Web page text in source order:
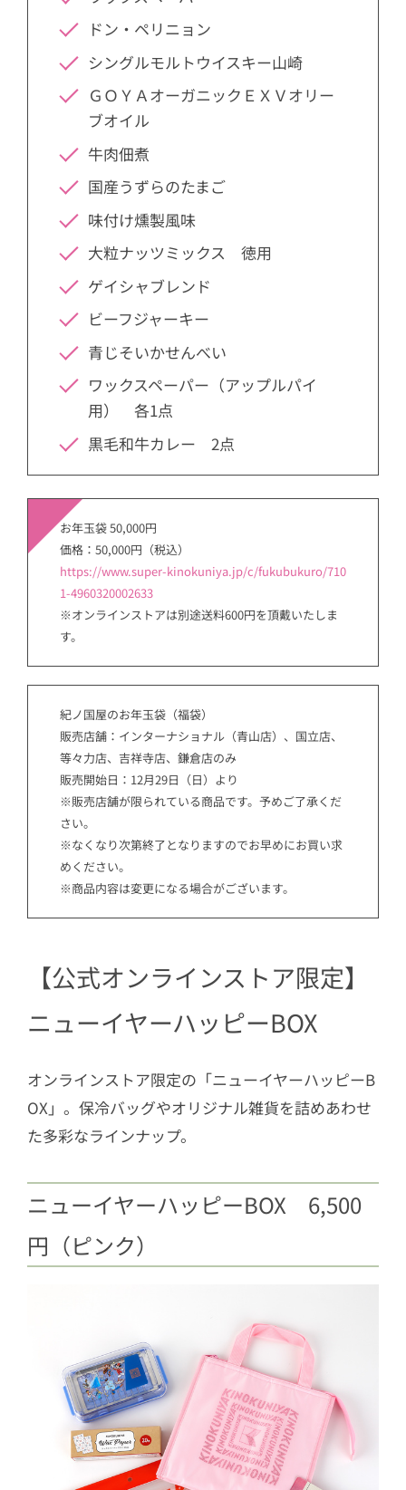
ドン・ペリニョン
シングルモルトウイスキー山崎
ＧＯＹＡオーガニックＥＸＶオリー
ブオイル
牛肉佃煮
国産うずらのたまご
味付け燻製風味
大粒ナッツミックス 徳用
ゲイシャブレンド
ビーフジャーキー
青じそいかせんべい
ワックスペーパー（アップルパイ
用） 各1点
黒毛和牛カレー 2点
お年玉袋 50,000円
価格：50,000円（税込）
https://www.super-kinokuniya.jp/c/fukubukuro/710
1-4960320002633
※オンラインストアは別途送料600円を頂戴いたしま
す。
紀ノ国屋のお年玉袋（福袋）
販売店舗：インターナショナル（青山店）、国立店、
等々力店、吉祥寺店、鎌倉店のみ
販売開始日：12月29日（日）より
※販売店舗が限られている商品です。予めご了承くだ
さい。
※なくなり次第終了となりますのでお早めにお買い求
めください。
※商品内容は変更になる場合がございます。
【公式オンラインストア限定】
ニューイヤーハッピーBOX
オンラインストア限定の「ニューイヤーハッピーB
OX」。保冷バッグやオリジナル雑貨を詰めあわせ
た多彩なラインナップ。
ニューイヤーハッピーBOX 6,500
円（ピンク）